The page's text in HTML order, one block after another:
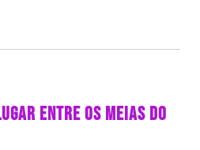
ENTRE OS MEIAS DO